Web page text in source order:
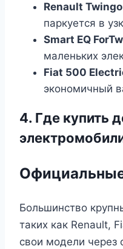
Renault
паркуется в
Smart EQ
маленьких
Fiat 500
экономичный
4. Где купить
Большинство
таких как Renault,
свои модели через